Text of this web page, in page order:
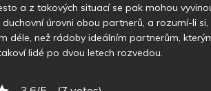
a z takových situací se pak mohou
duchovní úrovni obou partnerů, a rozumí-li
déle, než rádoby ideálním partnerům,
lidé po dvou letech rozvedou.